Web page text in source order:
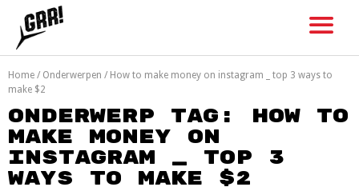
content
Home / Onderwerpen / How to make money on instagram _ top 3 ways to
make $2
Onderwerp tag: How to
make money on
instagram _ top 3
ways to make $2